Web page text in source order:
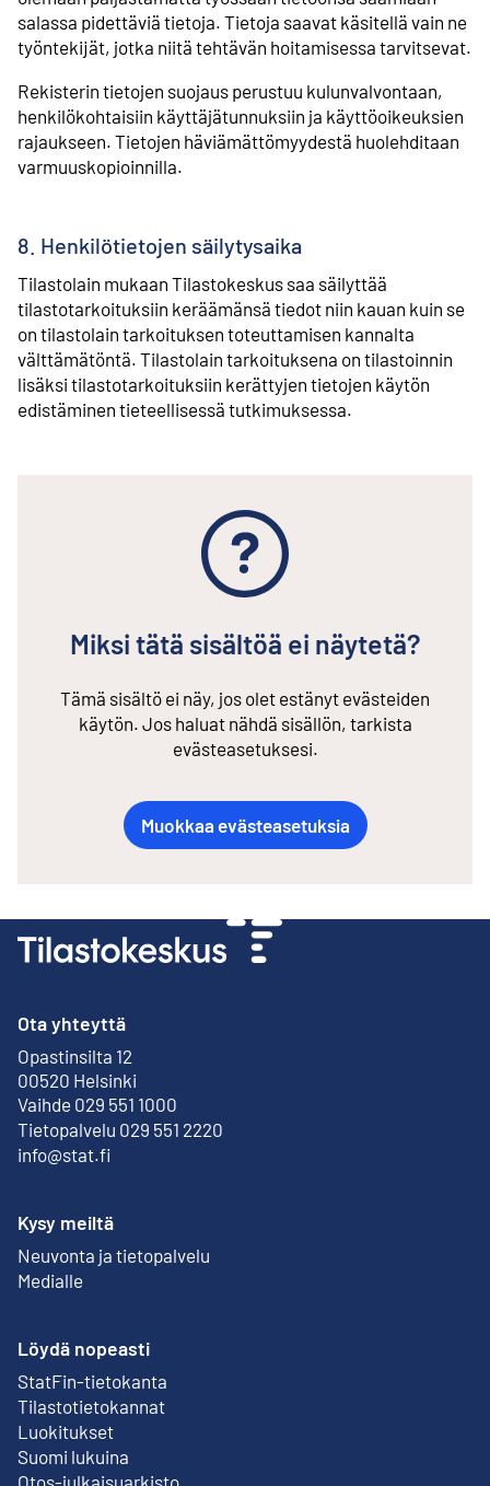
salassa pidettäviä tietoja. Tietoja saavat käsitellä vain ne
työntekijät, jotka niitä tehtävän hoitamisessa tarvitsevat.
Rekisterin tietojen suojaus perustuu kulunvalvontaan,
henkilökohtaisiin käyttäjätunnuksiin ja käyttöoikeuksien
rajaukseen. Tietojen häviämättömyydestä huolehditaan
varmuuskopioinnilla.
8. Henkilötietojen säilytysaika
Tilastolain mukaan Tilastokeskus saa säilyttää
tilastotarkoituksiin keräämänsä tiedot niin kauan kuin se
on tilastolain tarkoituksen toteuttamisen kannalta
välttämätöntä. Tilastolain tarkoituksena on tilastoinnin
lisäksi tilastotarkoituksiin kerättyjen tietojen käytön
edistäminen tieteellisessä tutkimuksessa.
Miksi tätä sisältöä ei näytetä?
Tämä sisältö ei näy, jos olet estänyt evästeiden
käytön. Jos haluat nähdä sisällön, tarkista
evästeasetuksesi.
Muokkaa evästeasetuksia
Ota yhteyttä
Opastinsilta 12
00520 Helsinki
Ulkoinen linkki
Vaihde 029 551 1000
Tietopalvelu 029 551 2220
info@stat.fi
Kysy meiltä
Neuvonta ja tietopalvelu
Medialle
Löydä nopeasti
StatFin-tietokanta
Ulkoinen linkki
Tilastotietokannat
Luokitukset
Suomi lukuina